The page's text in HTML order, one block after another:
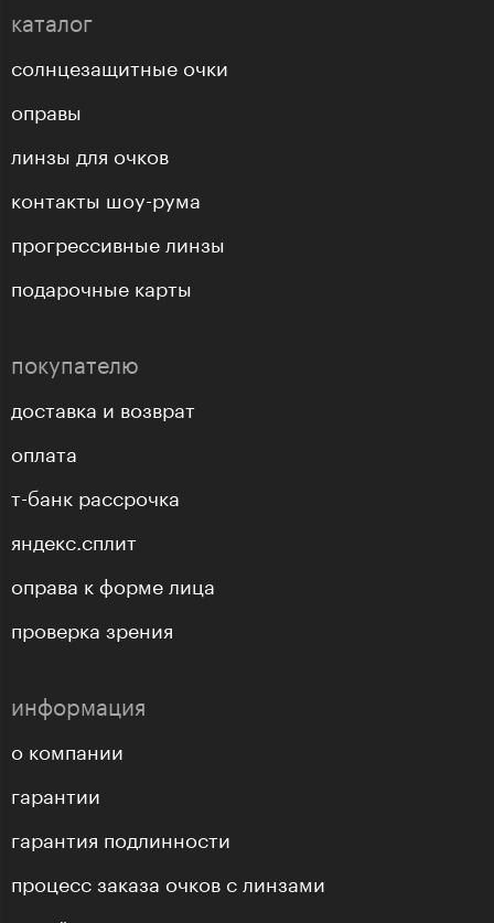
каталог
солнцезащитные очки
оправы
линзы для очков
контакты шоу-рума
прогрессивные линзы
подарочные карты
покупателю
доставка и возврат
оплата
т-банк рассрочка
яндекс.сплит
оправа к форме лица
проверка зрения
информация
о компании
гарантии
гарантия подлинности
процесс заказа очков с линзами